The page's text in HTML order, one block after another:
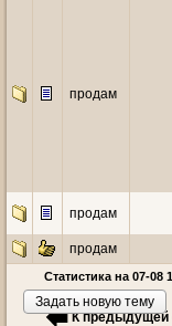
продам
продам
продам
Статистика на 07-08
Задать новую тему
К предыдущей